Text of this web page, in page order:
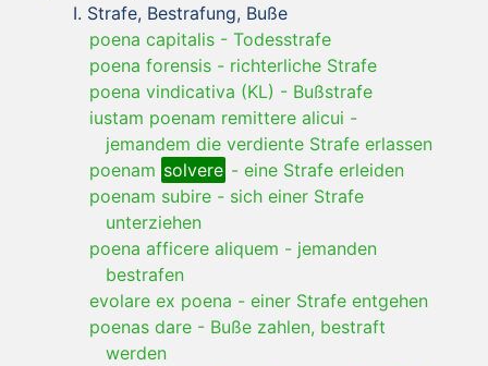
Strafe, Bestrafung, Buße
poena capitalis - Todesstrafe
poena forensis - richterliche Strafe
poena vindicativa (KL) - Bußstrafe
iustam poenam remittere alicui -
jemandem die verdiente Strafe erlassen
poenam solvere - eine Strafe erleiden
poenam subire - sich einer Strafe
unterziehen
poena afficere aliquem - jemanden
bestrafen
evolare ex poena - einer Strafe entgehen
poenas dare - Buße zahlen, bestraft
werden